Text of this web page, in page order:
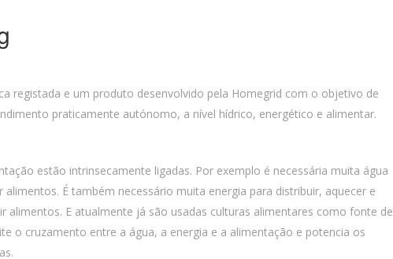
registada e um produto desenvolvido pela Homegrid com o objetivo de
praticamente autónomo, a nível hídrico, energético e alimentar.
estão intrinsecamente ligadas. Por exemplo é necessária muita água
alimentos. É também necessário muita energia para distribuir, aquecer e
alimentos. E atualmente já são usadas culturas alimentares como fonte de
o cruzamento entre a água, a energia e a alimentação e potencia os